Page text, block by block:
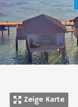
Zeige Karte